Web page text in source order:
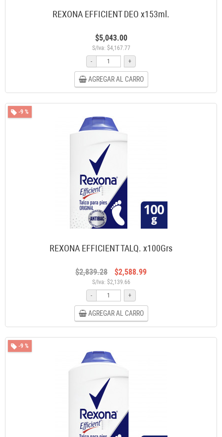
REXONA EFFICIENT DEO x153ml.
$5,043.00
S/Iva: $4,167.77
-
+
AGREGAR AL CARRO
-9 %
REXONA EFFICIENT TALQ. x100Grs
$2,839.28 $2,588.99
S/Iva: $2,139.66
-
+
AGREGAR AL CARRO
-9 %